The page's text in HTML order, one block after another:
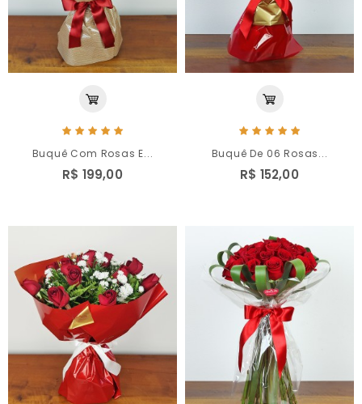
Buquê Com Rosas E...
R$ 199,00
Buquê De 06 Rosas...
R$ 152,00